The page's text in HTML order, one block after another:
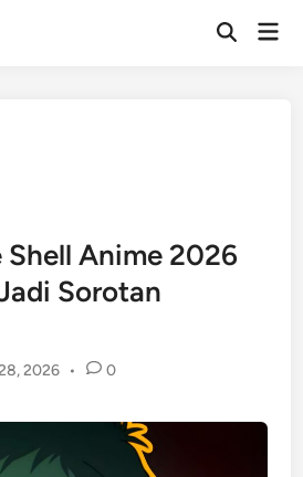
Open
Anime 2026
Sorotan
2026 • 0